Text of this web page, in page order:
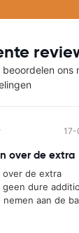
beoordelen
17-
over de extra
de extra
dure
aan de